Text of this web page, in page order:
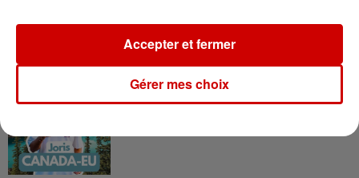
Aménager un school bus au
Gérer mes choix
Accepter et fermer